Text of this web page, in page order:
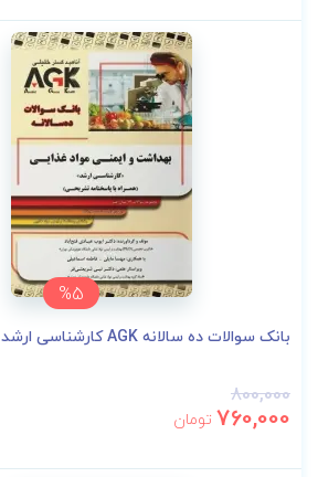
%5
بانک سوالات ده سالانه AGK کارشناسی ارشد بهداشت و ا...
800,000
760,000 تومان